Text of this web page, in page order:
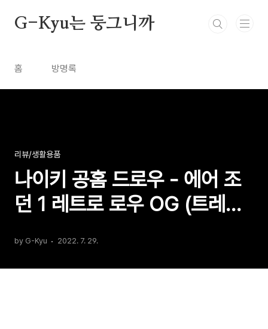
G-Kyu는 둥그니까
홈 방명록
리뷰/생활용품
나이키 공홈 드로우 - 에어 조
던 1 레트로 로우 OG (트레비
by G-Kyu 2022. 7. 29.